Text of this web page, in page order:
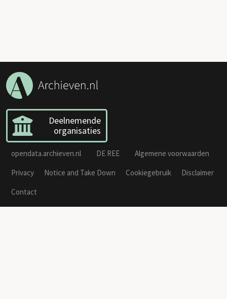
Deelnemende
organisaties
opendata.archieven.nl DE REE
Algemene voorwaarden
Privacy
Notice and Take Down Cookiegebruik
Disclaimer
Contact